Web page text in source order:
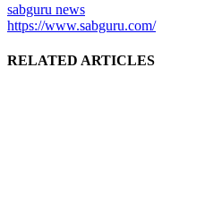
sabguru news
https://www.sabguru.com/
RELATED ARTICLES